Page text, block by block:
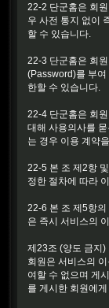
22-2 단군홈은 회
우 사전 통지 없이
할 수 있습니다.
22-3 단군홈은 회
(Password)를 부여
한할 수 있습니다.
22-4 단군홈은 회
대해 사용의사를
는 경우 이용 계약
22-5 본 조 제2항
정한 절차에 따라
22-6 본 조 제5항
은 즉시 서비스의
제23조 (양도 금지)
회원은 서비스의
여할 수 없으며 게
를 게시한 회원에